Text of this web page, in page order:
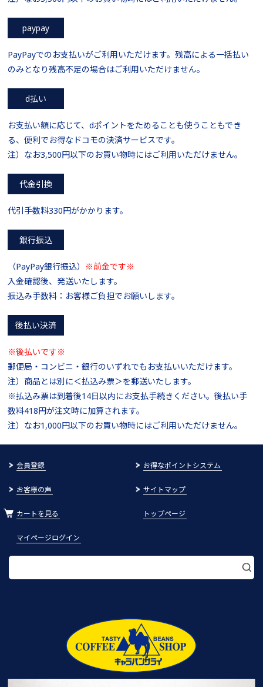
paypay
PayPayでのお支払いがご利用いただけます。残高による一括払い
のみとなり残高不足の場合はご利用いただけません。
d払い
お支払い額に応じて、dポイントをためることも使うこともでき
る、便利でお得なドコモの決済サービスです。
注）なお3,500円以下のお買い物時にはご利用いただけません。
代金引換
代引手数料330円がかかります。
銀行振込
（PayPay銀行振込） ※前金です※
入金確認後、発送いたします。
振込み手数料：お客様ご負担でお願いします。
後払い決済
※後払いです※
郵便局・コンビニ・銀行のいずれでもお支払いいただけます。
注）商品とは別に＜払込み票＞を郵送いたします。
※払込み票は到着後14日以内にお支払手続きください。後払い手
数料418円が注文時に加算されます。
注）なお1,000円以下のお買い物時にはご利用いただけません。
会員登録 お得なポイントシステム
お客様の声 サイトマップ
カートを見る トップページ
マイページログイン